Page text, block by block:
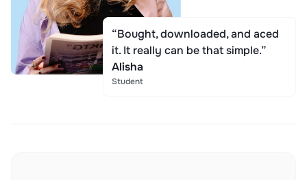
“Bought, downloaded, and aced
it. It really can be that simple.”
Alisha
Student